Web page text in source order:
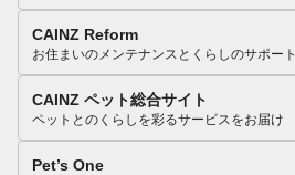
CAINZ Reform
お住まいのメンテナンスとくらしのサポート
CAINZ ペット総合サイト
ペットとのくらしを彩るサービスをお届け
Pet’s One